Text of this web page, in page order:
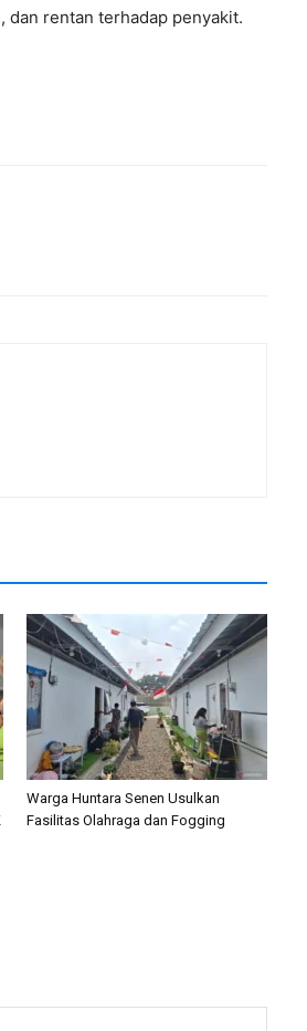
dan rentan terhadap penyakit.
Warga Huntara Senen Usulkan
Fasilitas Olahraga dan Fogging